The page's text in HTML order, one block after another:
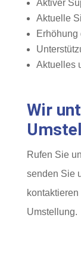
Aktiver
Aktuelle
Erhöhung
Aktuelles
Wir
Rufen Sie
senden Sie
Umstellung.